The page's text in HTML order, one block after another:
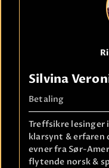
Silvina
Betaling
Treffsikre
klarsynt & erfaren
evner fra Sør-
flytende norsk &